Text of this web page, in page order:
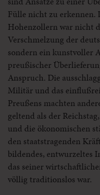
Fülle nicht zu erkennen.
Hohenzollern war nicht
Verschmelzung der
sondern ein kunstvoller
preußischer
Anspruch. Die
Militär und das
Preußens machten
geltend als der
und die ökonomischen
den staatstragenden
bildendes, entwurzeltes
das seiner
völlig traditionslos war.